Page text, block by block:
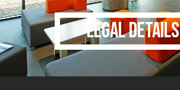
LEGAL DETAILS